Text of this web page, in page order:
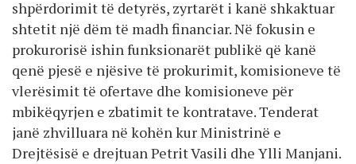
shpërdorimit të detyrës, zyrtarët i kanë shkaktuar
shtetit një dëm të madh financiar. Në fokusin e
prokurorisë ishin funksionarët publikë që kanë
qenë pjesë e njësive të prokurimit, komisioneve të
vlerësimit të ofertave dhe komisioneve për
mbikëqyrjen e zbatimit te kontratave. Tenderat
janë zhvilluara në kohën kur Ministrinë e
Drejtësisë e drejtuan Petrit Vasili dhe Ylli Manjani.